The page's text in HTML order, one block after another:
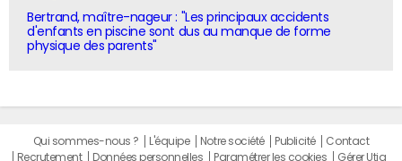
Bertrand, maître-nageur : "Les principaux accidents
d'enfants en piscine sont dus au manque de forme
physique des parents"
Qui sommes-nous ? L'équipe Notre société Publicité
Contact
Recrutement
Données personnelles Paramétrer les cookies Gérer Utiq